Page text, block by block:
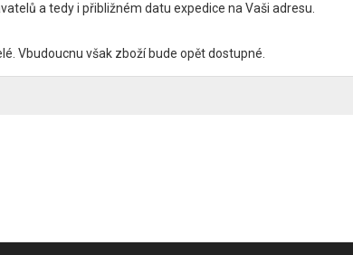
a tedy i přibližném datu expedice na Vaši adresu.
Vbudoucnu však zboží bude opět dostupné.